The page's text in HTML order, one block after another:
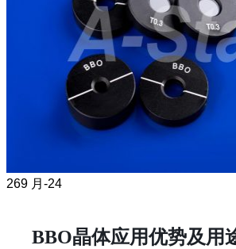
269 月-24
BBO晶体应用优势及用